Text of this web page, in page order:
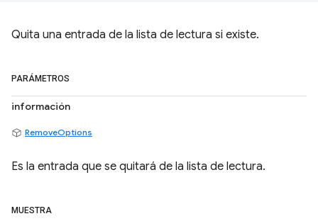
Quita una entrada de la lista de lectura si existe.
PARÁMETROS
información
RemoveOptions
Es la entrada que se quitará de la lista de lectura.
MUESTRA